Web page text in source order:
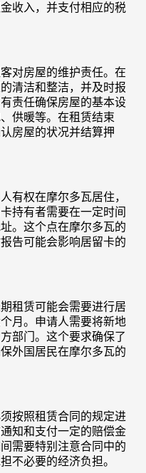
收入，并支付相应的税
对房屋的维护责任。在
清洁和整洁，并及时报
责任确保房屋的基本设
供暖等。在租赁结束
房屋的状况并结算押
有权在摩尔多瓦居住，
持有者需要在一定时间
。这个点在摩尔多瓦的
告可能会影响居留卡的
租赁可能会需要进行居
月。申请人需要将新地
部门。这个要求确保了
外国居民在摩尔多瓦的
按照租赁合同的规定进
知和支付一定的赔偿金
需要特别注意合同中的
不必要的经济负担。